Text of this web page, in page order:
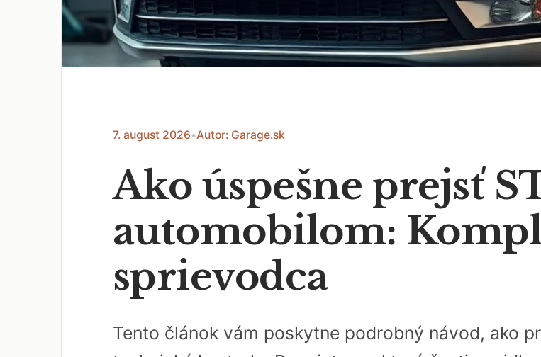
7. august 2026•Autor: Garage.sk
Ako úspešne prejsť
automobilom:
sprievodca
Tento článok vám poskytne podrobný návod, ako